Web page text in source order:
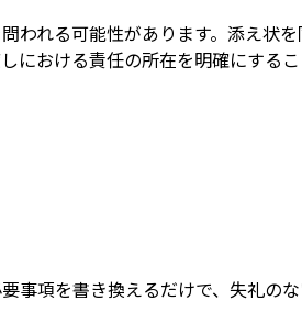
われる可能性があります。添え状
における責任の所在を明確にするこ
事項を書き換えるだけで、失礼の